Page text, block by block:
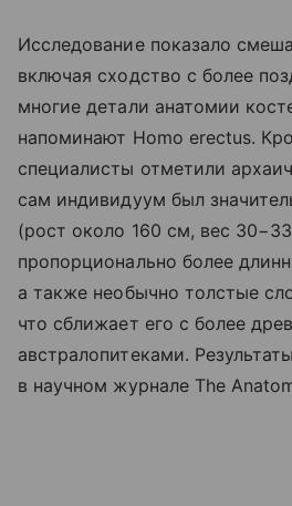
Исследование показало
включая сходство с более
многие детали анатомии
напоминают Homo erectus.
специалисты отметили
сам индивидуум был
(рост около 160 см, вес
пропорционально более
а также необычно толстые
что сближает его с более
австралопитеками. Результаты
в научном журнале The